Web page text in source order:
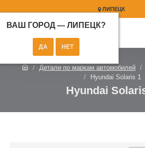
ЛИПЕЦК
ВАШ ГОРОД — ЛИПЕЦК?
Детали по маркам автомобилей
Hyundai Solaris 1
Hyundai